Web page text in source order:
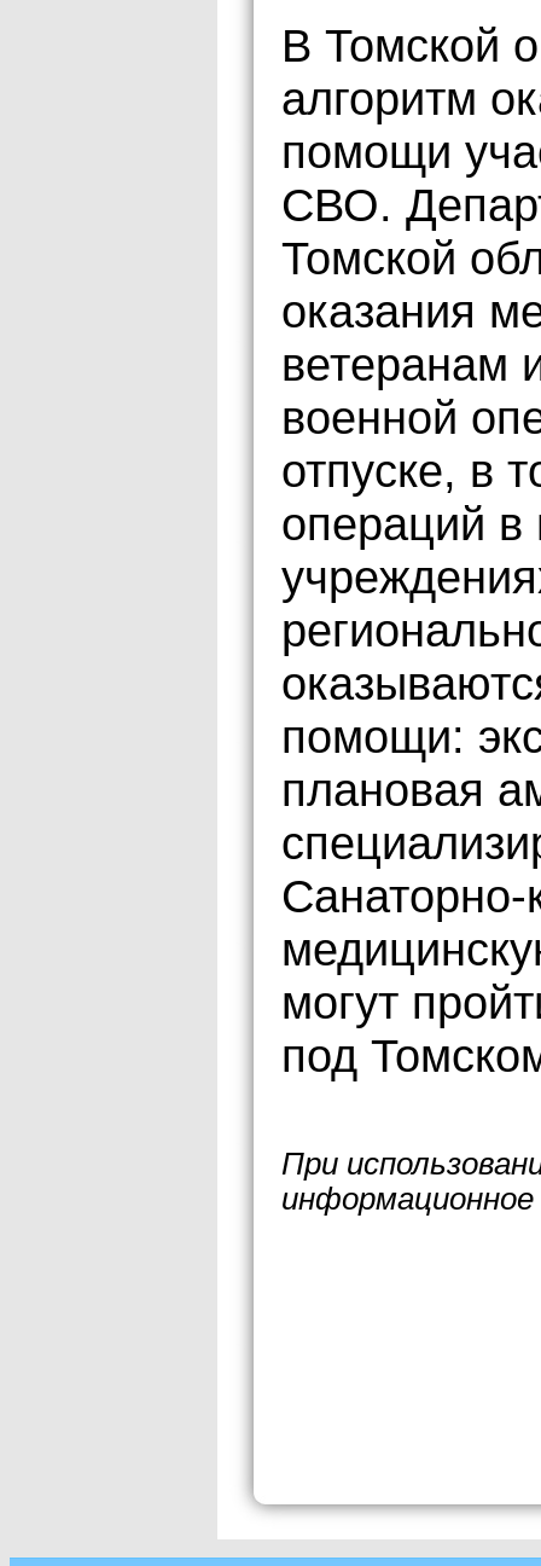
В Томской
алгоритм
помощи
СВО.
Томской
оказания
ветеранам
военной
отпуске, в
операций в
помощи:
плановая
Санаторно-
могут
под
При